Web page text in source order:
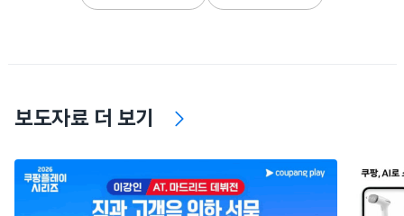
보도자료 더 보기